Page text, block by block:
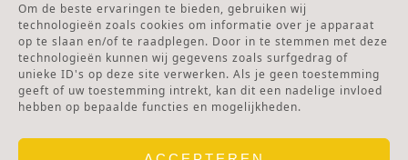
Om de beste ervaringen te bieden, gebruiken wij
technologieën zoals cookies om informatie over je apparaat
op te slaan en/of te raadplegen. Door in te stemmen met deze
technologieën kunnen wij gegevens zoals surfgedrag of
unieke ID's op deze site verwerken. Als je geen toestemming
geeft of uw toestemming intrekt, kan dit een nadelige invloed
hebben op bepaalde functies en mogelijkheden.
Ga naar Doneren
ANBI Stichting
RSIN nummer:002832987